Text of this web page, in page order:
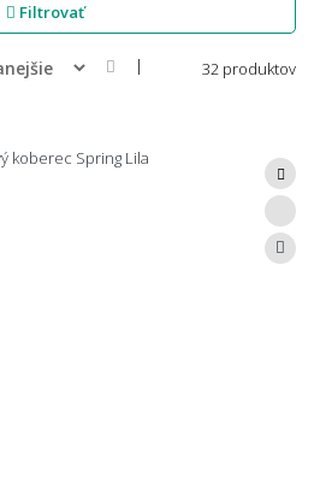
Filtrovať
| 32 produktov